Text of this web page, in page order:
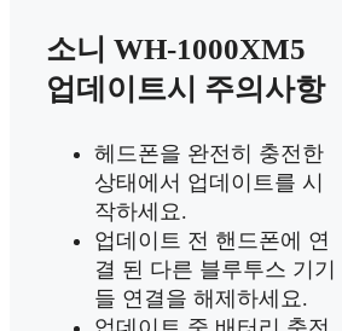
소니 WH-1000XM5
업데이트시 주의사항
헤드폰을 완전히 충전한
상태에서 업데이트를 시
작하세요.
업데이트 전 핸드폰에 연
결 된 다른 블루투스 기기
들 연결을 해제하세요.